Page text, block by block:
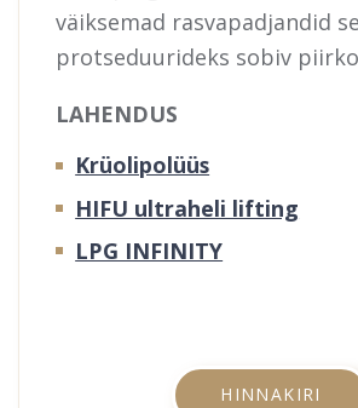
väiksemad rasvapadjandid
protseduurideks sobiv
LAHENDUS
Krüolipolüüs
HIFU ultraheli lifting
LPG INFINITY
HINNAKIRI